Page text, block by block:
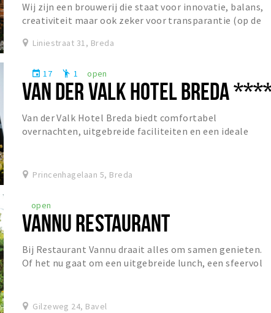
Wij zijn een brouwerij die staat voor innovatie, balans,
creativiteit maar ook zeker voor transparantie (op de
Liniestraat 31, Breda
event 17 emoji_people 1 open
VAN DER VALK HOTEL BREDA
Van der Valk Hotel Breda biedt comfortabel
overnachten, uitgebreide faciliteiten en een ideale
Princenhagelaan 5, Breda
open
VANNU RESTAURANT
Bij Restaurant Vannu draait alles om samen genieten.
Of het nu gaat om een uitgebreide lunch, een sfeervol
Gilzeweg 24, Bavel